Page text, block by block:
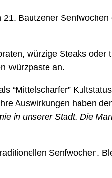
Bautzener
würzige Steaks oder
Würzpaste an.
“Mittelscharfer”
Auswirkungen haben
in unserer Stadt. Die
Senfwochen.